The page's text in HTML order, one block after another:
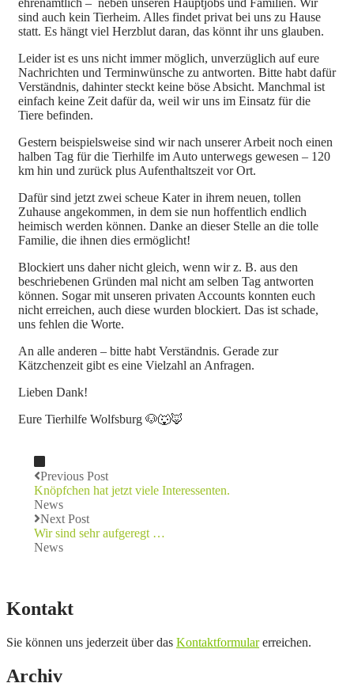
sind auch kein Tierheim. Alles findet privat bei uns zu Hause
statt. Es hängt viel Herzblut daran, das könnt ihr uns glauben.
Leider ist es uns nicht immer möglich, unverzüglich auf eure
Nachrichten und Terminwünsche zu antworten. Bitte habt dafür
Verständnis, dahinter steckt keine böse Absicht. Manchmal ist
einfach keine Zeit dafür da, weil wir uns im Einsatz für die
Tiere befinden.
Gestern beispielsweise sind wir nach unserer Arbeit noch einen
halben Tag für die Tierhilfe im Auto unterwegs gewesen – 120
km hin und zurück plus Aufenthaltszeit vor Ort.
Dafür sind jetzt zwei scheue Kater in ihrem neuen, tollen
Zuhause angekommen, in dem sie nun hoffentlich endlich
heimisch werden können. Danke an dieser Stelle an die tolle
Familie, die ihnen dies ermöglicht!
Blockiert uns daher nicht gleich, wenn wir z. B. aus den
beschriebenen Gründen mal nicht am selben Tag antworten
können. Sogar mit unseren privaten Accounts konnten euch
nicht erreichen, auch diese wurden blockiert. Das ist schade,
uns fehlen die Worte.
An alle anderen – bitte habt Verständnis. Gerade zur
Kätzchenzeit gibt es eine Vielzahl an Anfragen.
Lieben Dank!
Eure Tierhilfe Wolfsburg 🐶🐺🦊
Previous Post
Knöpfchen hat jetzt viele Interessenten.
News
Next Post
Wir sind sehr aufgeregt …
News
Kontakt
Sie können uns jederzeit über das Kontaktformularerreichen.
Archiv